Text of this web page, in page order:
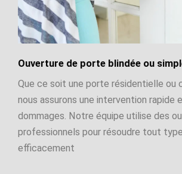
Ouverture de porte blindée ou
Que ce soit une porte résidentielle ou
nous assurons une intervention rapide
dommages. Notre équipe utilise des
professionnels pour résoudre tout
efficacement